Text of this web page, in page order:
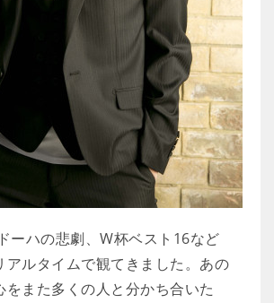
ーハの悲劇、W杯ベスト16など
アルタイムで観てきました。あの
をまた多くの人と分かち合いた